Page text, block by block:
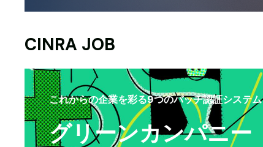
CINRA JOB
これからの企業を彩る9つのバッヂ認証システム
グリーンカンパニー